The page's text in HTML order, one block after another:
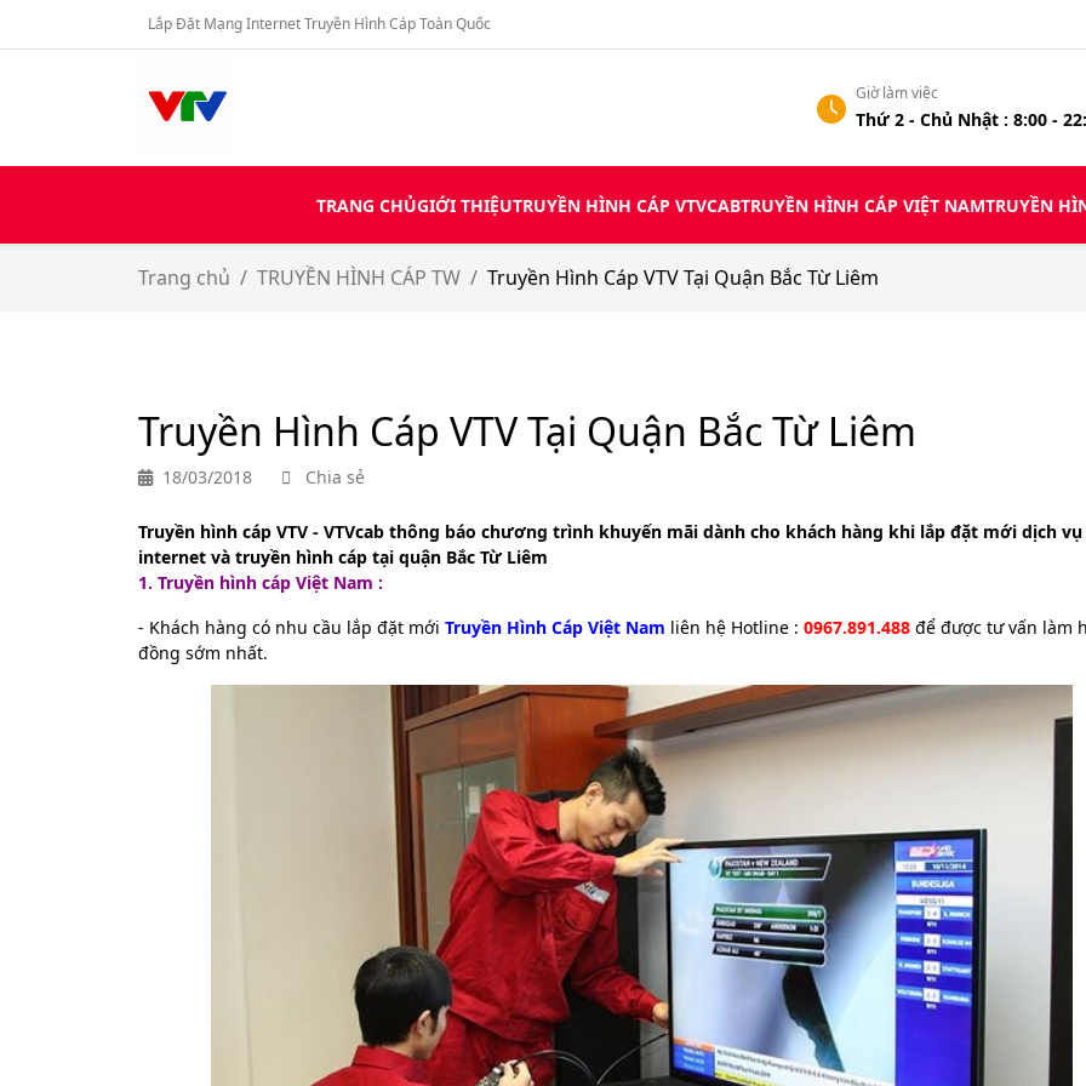
Lắp Đặt Mạng Internet Truyền Hình Cáp Toàn Quốc
Giờ làm việc
Thứ 2 - Chủ Nhật : 8:00 -
TRANG CHỦGIỚI THIỆUTRUYỀN HÌNH CÁP VTVCABTRUYỀN HÌNH CÁP VIỆT NAMTRUYỀN
Trang chủ TRUYỀN HÌNH CÁP TW Truyền Hình Cáp VTV Tại Quận Bắc Từ Liêm
Truyền Hình Cáp VTV Tại Quận Bắc Từ Liêm
18/03/2018 Chia sẻ
Truyền hình cáp VTV - VTVcab thông báo chương trình khuyến mãi dành cho khách hàng khi lắp đặt mới dịch
internet và truyền hình cáp tại quận Bắc Từ Liêm
1. Truyền hình cáp Việt Nam :
- Khách hàng có nhu cầu lắp đặt mới Truyền Hình Cáp Việt Nam liên hệ Hotline : 0967.891.488 để được tư vấn làm
đồng sớm nhất.